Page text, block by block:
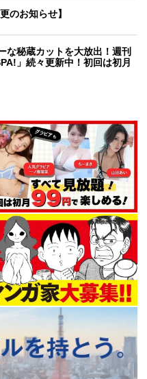
のお知らせ】
な秘蔵カットを大放出！週刊
」続々更新中！初回は初月